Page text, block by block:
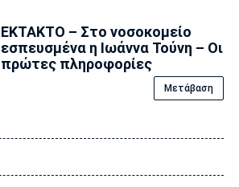
ΕΚΤΑΚΤΟ – Στο νοσοκομείο
εσπευσμένα η Ιωάννα Τούνη – Οι
πρώτες πληροφορίες
Μετάβαση